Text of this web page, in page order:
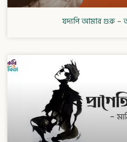
যদ্যপি আমার গুরু –